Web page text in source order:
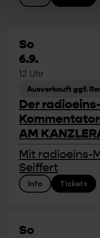
So
6.9.
12 Uhr
Ausverkauft ggf.
Der radioeins-
AM
Mit radioeins-
Seiffert
Info Tickets
So